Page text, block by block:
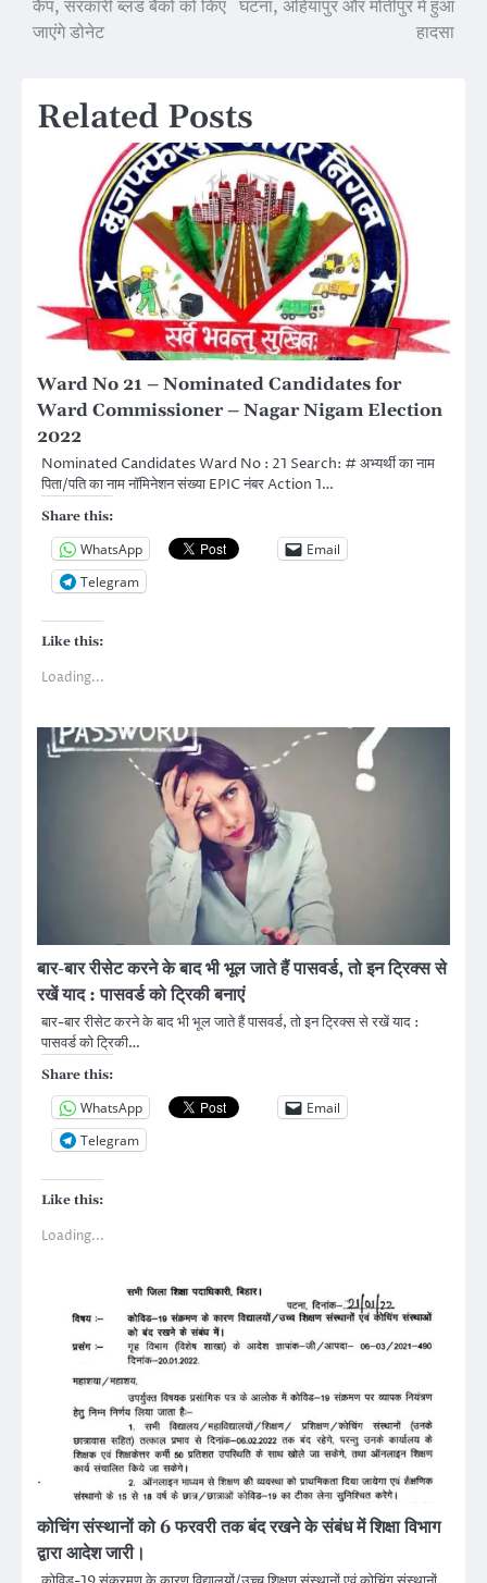
कैंप, सरकारी ब्लड बैंकों को किए
जाएंगे डोनेट
घटना, अहियापुर और मोतीपुर में हुआ
हादसा
Related Posts
Ward No 21 – Nominated Candidates for
Ward Commissioner – Nagar Nigam Election
2022
Nominated Candidates Ward No : 21 Search: # अभ्यर्थी का नाम
पिता/पति का नाम नॉमिनेशन संख्या EPIC नंबर Action 1…
Share this:
WhatsApp
Email
Telegram
Like this:
Loading...
बार-बार रीसेट करने के बाद भी भूल जाते हैं पासवर्ड, तो इन ट्रिक्स से
रखें याद : पासवर्ड को ट्रिकी बनाएं
बार-बार रीसेट करने के बाद भी भूल जाते हैं पासवर्ड, तो इन ट्रिक्स से रखें याद :
पासवर्ड को ट्रिकी…
Share this:
WhatsApp
Email
Telegram
Like this:
Loading...
कोचिंग संस्थानों को 6 फरवरी तक बंद रखने के संबंध में शिक्षा विभाग
द्वारा आदेश जारी।